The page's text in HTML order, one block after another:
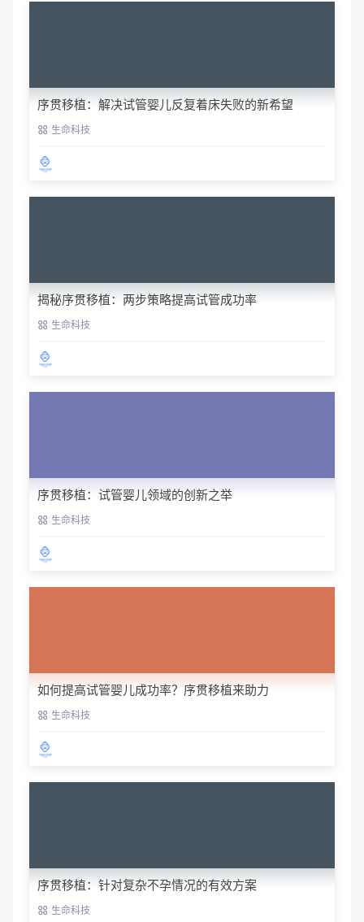
序贯移植：解决试管婴儿反复着床失败的新希望
生命科技
揭秘序贯移植：两步策略提高试管成功率
生命科技
序贯移植：试管婴儿领域的创新之举
生命科技
如何提高试管婴儿成功率？序贯移植来助力
生命科技
序贯移植：针对复杂不孕情况的有效方案
生命科技